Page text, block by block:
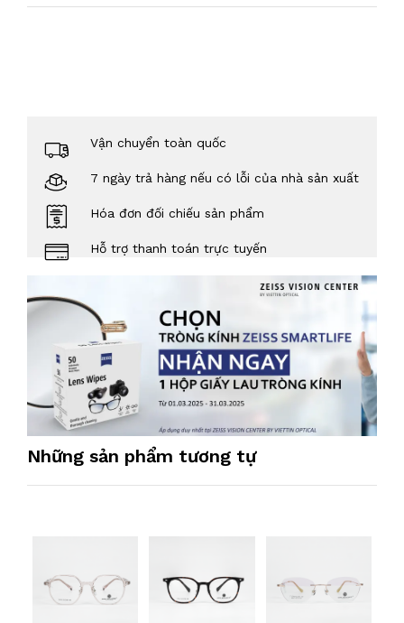
Vận chuyển toàn quốc
7 ngày trả hàng nếu có lỗi của nhà sản xuất
Hóa đơn đối chiếu sản phẩm
Hỗ trợ thanh toán trực tuyến
Những sản phẩm tương tự